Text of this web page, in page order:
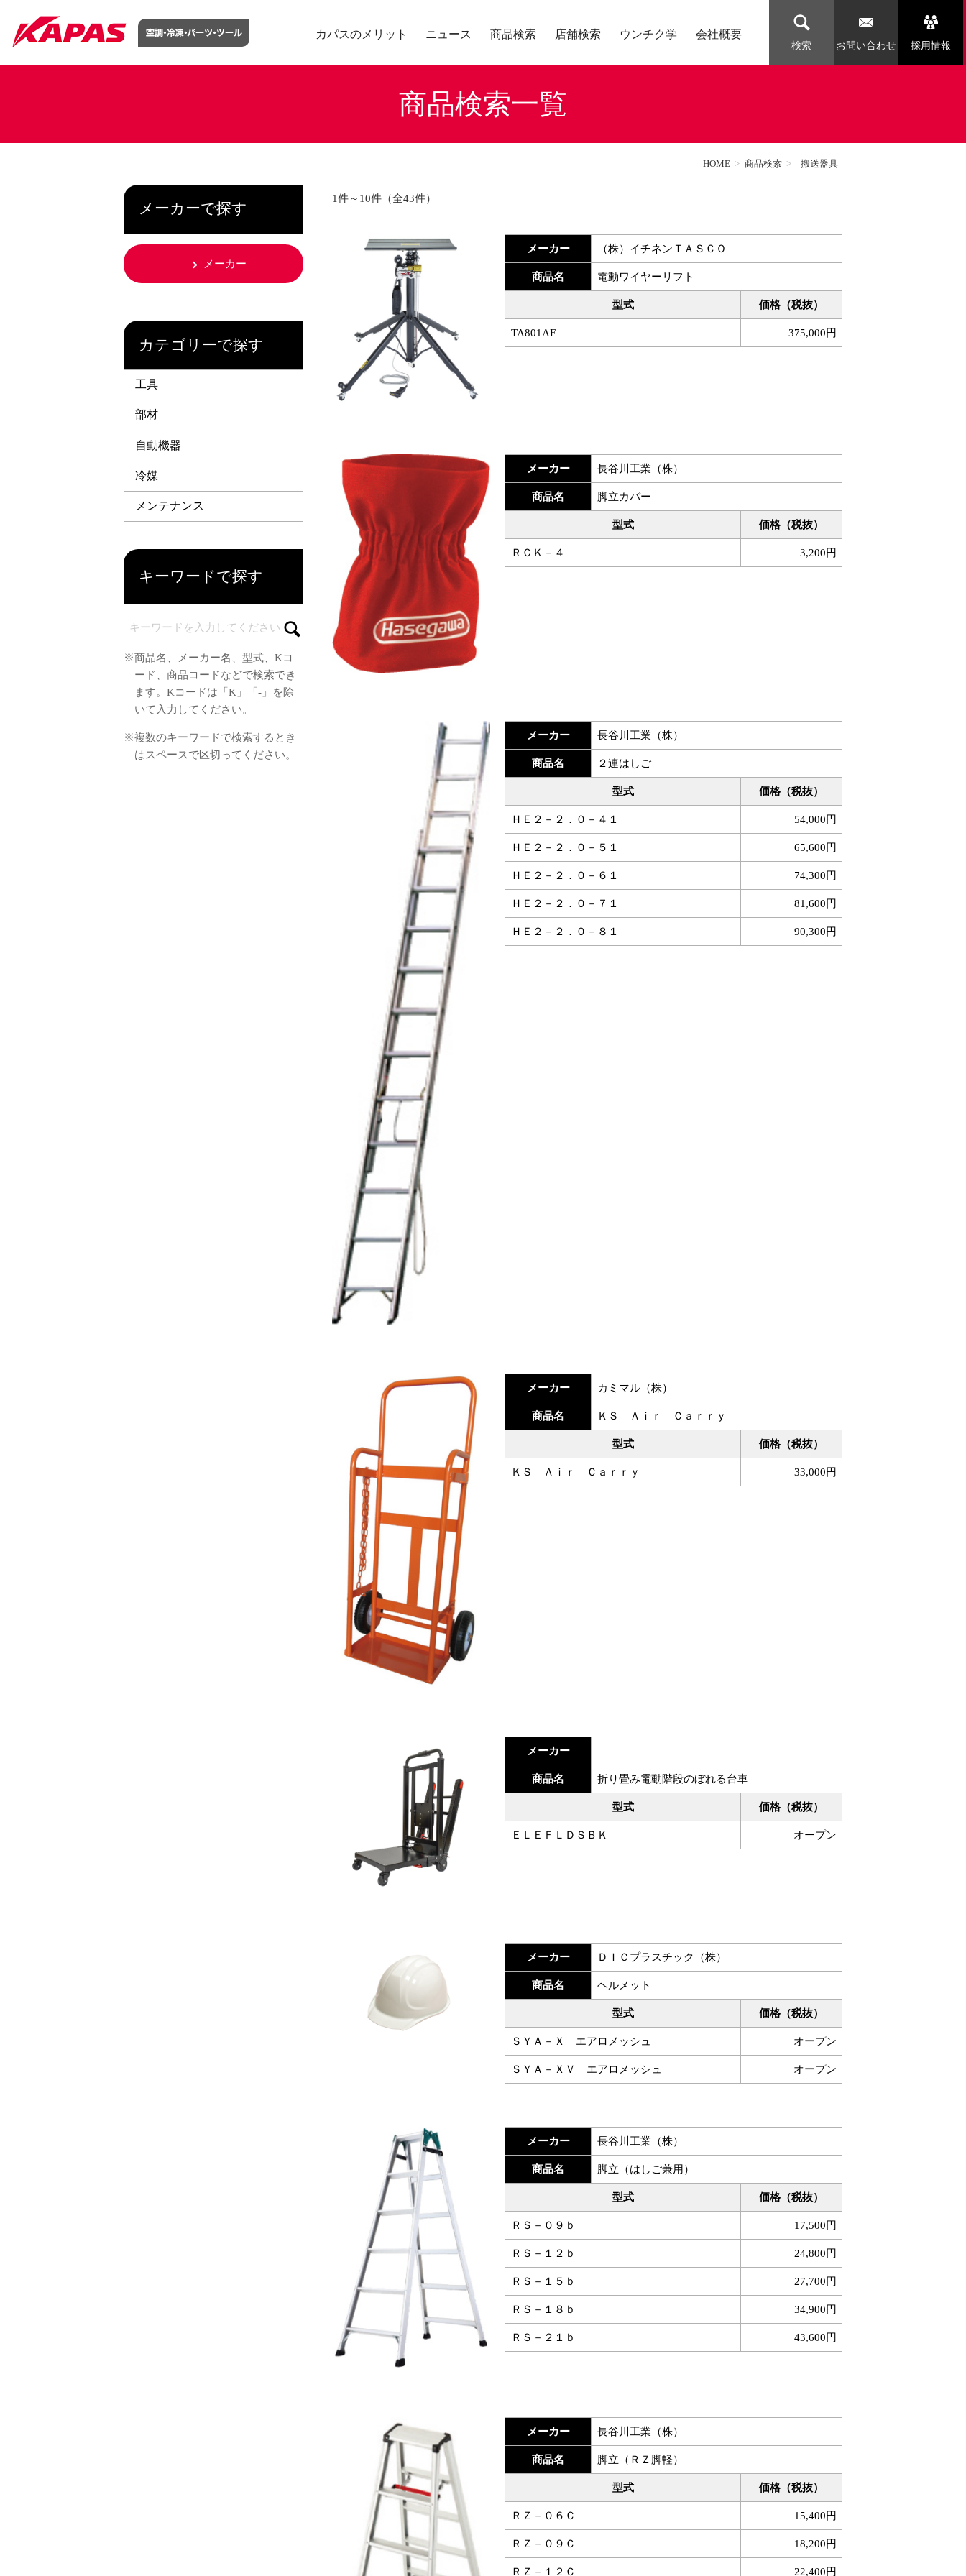
検索 お問い合わせ 採用情報
カパスのメリット ニュース 商品検索 店舗検索 ウンチク学 会社概要
商品検索一覧
HOME > 商品検索 > 搬送器具
メーカーで探す
メーカー
カテゴリーで探す
工具
部材
自動機器
冷媒
メンテナンス
キーワードで探す
キーワードを入力してください
※商品名、メーカー名、型式、Kコ
ード、商品コードなどで検索でき
ます。Kコードは「K」「-」を除
いて入力してください。
※複数のキーワードで検索するとき
はスペースで区切ってください。
1件～10件（全43件）
メーカー （株）イチネンＴＡＳＣＯ
商品名 電動ワイヤーリフト
型式 価格（税抜）
TA801AF 375,000円
メーカー 長谷川工業（株）
商品名 脚立カバー
型式 価格（税抜）
ＲＣＫ－４ 3,200円
メーカー 長谷川工業（株）
商品名 ２連はしご
型式 価格（税抜）
ＨＥ２－２．０－４１ 54,000円
ＨＥ２－２．０－５１ 65,600円
ＨＥ２－２．０－６１ 74,300円
ＨＥ２－２．０－７１ 81,600円
ＨＥ２－２．０－８１ 90,300円
メーカー カミマル（株）
商品名 ＫＳ Ａｉｒ Ｃａｒｒｙ
型式 価格（税抜）
ＫＳ Ａｉｒ Ｃａｒｒｙ 33,000円
メーカー
商品名 折り畳み電動階段のぼれる台車
型式 価格（税抜）
ＥＬＥＦＬＤＳＢＫ オープン
メーカー ＤＩＣプラスチック（株）
商品名 ヘルメット
型式 価格（税抜）
ＳＹＡ－Ｘ エアロメッシュ オープン
ＳＹＡ－ＸＶ エアロメッシュ オープン
メーカー 長谷川工業（株）
商品名 脚立（はしご兼用）
型式 価格（税抜）
ＲＳ－０９ｂ 17,500円
ＲＳ－１２ｂ 24,800円
ＲＳ－１５ｂ 27,700円
ＲＳ－１８ｂ 34,900円
ＲＳ－２１ｂ 43,600円
メーカー 長谷川工業（株）
商品名 脚立（ＲＺ脚軽）
型式 価格（税抜）
ＲＺ－０６Ｃ 15,400円
ＲＺ－０９Ｃ 18,200円
ＲＺ－１２Ｃ 22,400円